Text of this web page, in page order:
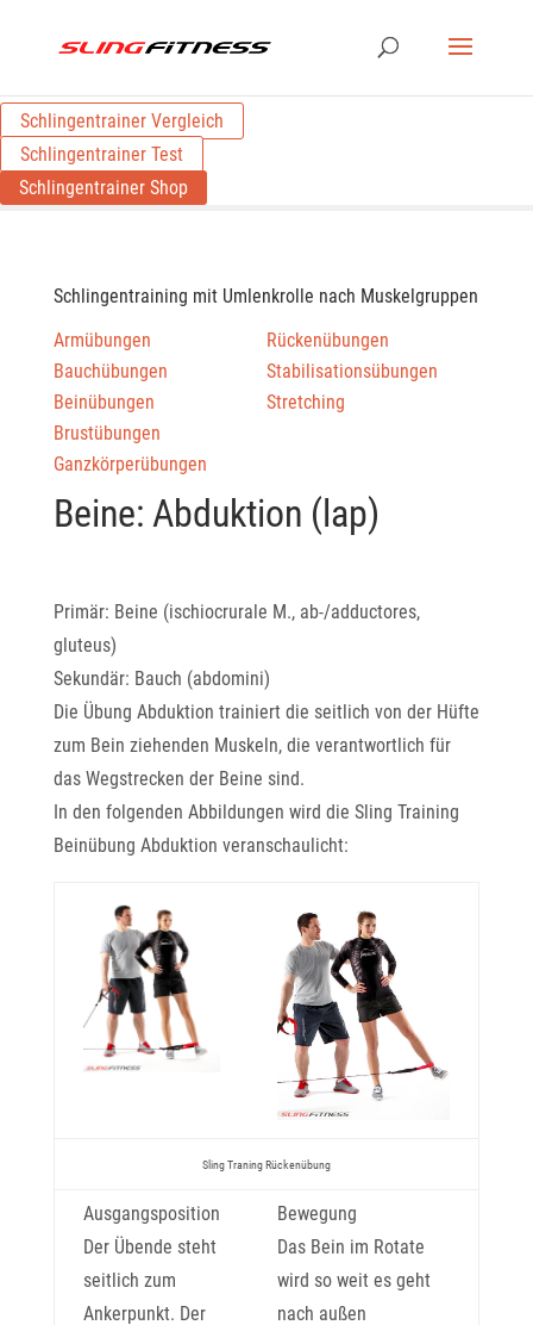
Schlingentrainer Vergleich
Schlingentrainer Test
Schlingentrainer Shop
Schlingentraining mit Umlenkrolle nach Muskelgruppen
Armübungen
Bauchübungen
Beinübungen
Brustübungen
Ganzkörperübungen
Rückenübungen
Stabilisationsübungen
Stretching
Beine: Abduktion (lap)
Primär: Beine (ischiocrurale M., ab-/adductores,
gluteus)
Sekundär: Bauch (abdomini)
Die Übung Abduktion trainiert die seitlich von der Hüfte
zum Bein ziehenden Muskeln, die verantwortlich für
das Wegstrecken der Beine sind.
In den folgenden Abbildungen wird die Sling Training
Beinübung Abduktion veranschaulicht:
Sling Traning Rückenübung
Ausgangsposition
Der Übende steht
seitlich zum
Ankerpunkt. Der
Bewegung
Das Bein im Rotate
wird so weit es geht
nach außen